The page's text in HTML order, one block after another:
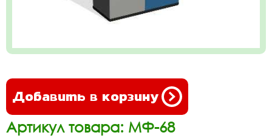
Добавить в корзину
Артикул товара: МФ-68